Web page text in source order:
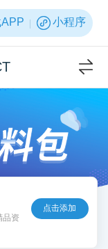
小程序
品资
点击添加